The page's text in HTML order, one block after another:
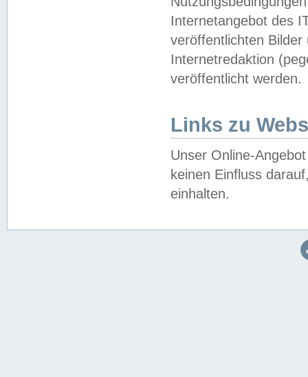
Internetangebot des
veröffentlichten
Internetredaktion
veröffentlicht werden.
Links zu
Unser Online-
keinen Einfluss
einhalten.